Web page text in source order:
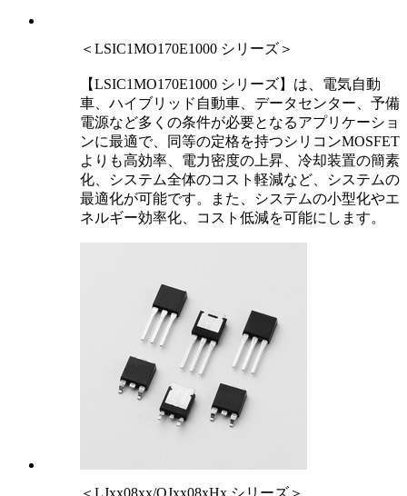
＜LSIC1MO170E1000 シリーズ＞
【LSIC1MO170E1000 シリーズ】は、電気自動
車、ハイブリッド自動車、データセンター、予備
電源など多くの条件が必要となるアプリケーショ
ンに最適で、同等の定格を持つシリコンMOSFET
よりも高効率、電力密度の上昇、冷却装置の簡素
化、システム全体のコスト軽減など、システムの
最適化が可能です。また、システムの小型化やエ
ネルギー効率化、コスト低減を可能にします。